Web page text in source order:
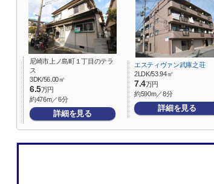
尼崎市上ノ島町１丁目のテラ
ス
3DK/56.00㎡
6.5万円
約476m／6分
詳細を見る
エスティヴァン武庫之荘
2LDK/53.94㎡
7.4万円
約590m／8分
詳細を見る